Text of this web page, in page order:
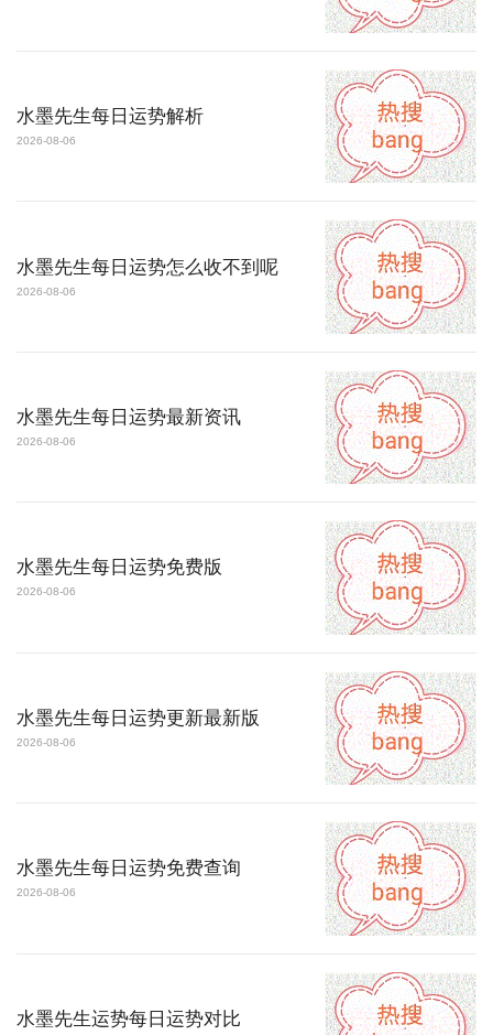
水墨先生每日运势解析
2026-08-06
水墨先生每日运势怎么收不到呢
2026-08-06
水墨先生每日运势最新资讯
2026-08-06
水墨先生每日运势免费版
2026-08-06
水墨先生每日运势更新最新版
2026-08-06
水墨先生每日运势免费查询
2026-08-06
水墨先生运势每日运势对比